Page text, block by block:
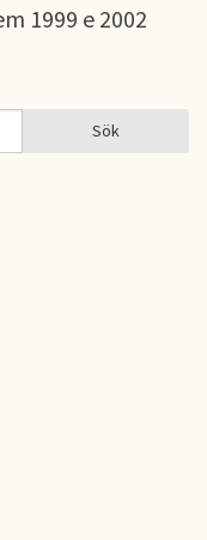
1999 e 2002
Sök